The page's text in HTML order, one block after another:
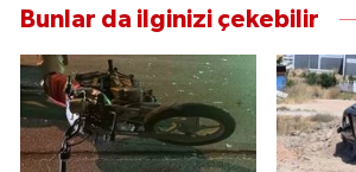
Bunlar da ilginizi çekebilir